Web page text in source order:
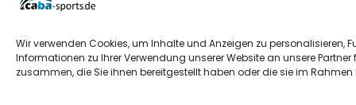
Wir verwenden Cookies, um Inhalte und Anzeigen zu
Informationen zu Ihrer Verwendung unserer Website an unsere
zusammen, die Sie ihnen bereitgestellt haben oder die sie im